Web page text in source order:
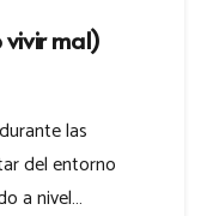
vivir mal)
las
del entorno
a nivel…